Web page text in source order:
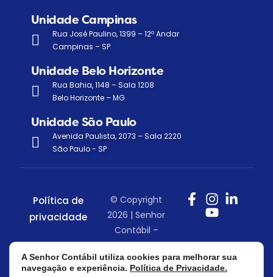
Unidade Campinas
Rua José Paulino, 1399 – 12º Andar
Campinas – SP
Unidade Belo Horizonte
Rua Bahia, 1148 – Sala 1208
Belo Horizonte – MG
Unidade São Paulo
Avenida Paulista, 2073 – Sala 2220
São Paulo - SP
Política de
privacidade
© Copyright
2026 | Senhor
Contábil –
Todos os
direitos
A Senhor Contábil utiliza cookies para melhorar sua
navegação e experiência. Política de Privacidade.